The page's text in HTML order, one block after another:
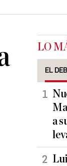
LO
EL
a